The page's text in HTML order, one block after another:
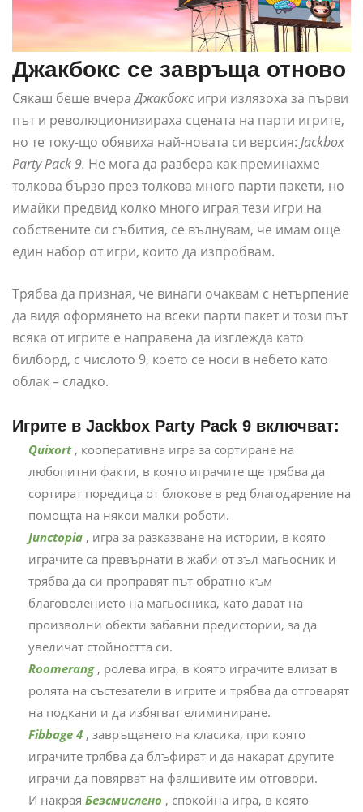
Джакбокс се завръща отново
Сякаш беше вчераДжакбокс игри излязоха за първи
път и революционизираха сцената на парти игрите,
но те току-що обявиха най-новата си версия: Jackbox
Party Pack 9. Не мога да разбера как преминахме
толкова бързо през толкова много парти пакети, но
имайки предвид колко много играя тези игри на
собствените си събития, се вълнувам, че имам още
един набор от игри, които да изпробвам.
Трябва да призная, че винаги очаквам с нетърпение
да видя оформянето на всеки парти пакет и този път
всяка от игрите е направена да изглежда като
билборд, с числото 9, което се носи в небето като
облак – сладко.
Игрите в Jackbox Party Pack 9 включват:
Quixort , кооперативна игра за сортиране на
любопитни факти, в която играчите ще трябва да
сортират поредица от блокове в ред благодарение на
помощта на някои малки роботи.
Junctopia , игра за разказване на истории, в която
играчите са превърнати в жаби от зъл магьосник и
трябва да си проправят път обратно към
благоволението на магьосника, като дават на
произволни обекти забавни предистории, за да
увеличат стойността си.
Roomerang , ролева игра, в която играчите влизат в
ролята на състезатели в игрите и трябва да отговарят
на подкани и да избягват елиминиране.
Fibbage 4 , завръщането на класика, при която
играчите трябва да блъфират и да накарат другите
играчи да повярват на фалшивите им отговори.
И накрая Безсмислено , спокойна игра, в която